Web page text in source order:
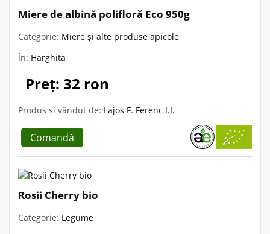
Miere de albină polifloră Eco 950g
Categorie: Miere și alte produse apicole
În: Harghita
Preț: 32 ron
Produs și vândut de: Lajos F. Ferenc I.I.
Comandă
Rosii Cherry bio
Categorie: Legume